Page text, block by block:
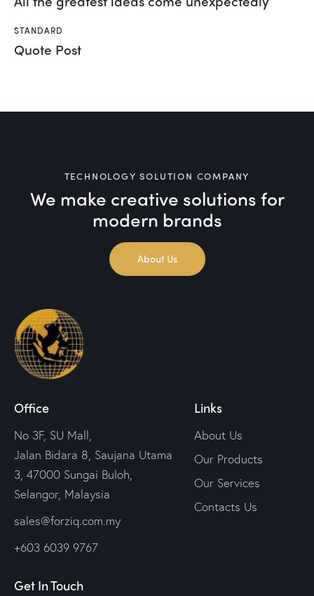
STANDARD
Quote Post
TECHNOLOGY SOLUTION COMPANY
We make creative solutionsfor
modern brands
About Us
Office
No 3F, SU Mall,
Jalan Bidara 8, Saujana Utama
3, 47000 Sungai Buloh,
Selangor, Malaysia
sales@forziq.com.my
+603 6039 9767
Links
About Us
Our Products
Our Services
Contacts Us
Get In Touch